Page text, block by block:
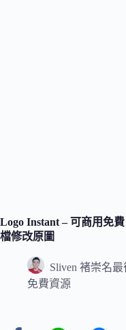
Logo Instant – 可商用免
檔修改原圖
Sliven 褚崇名最
免費資源